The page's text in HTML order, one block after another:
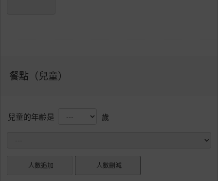
餐點（兒童）
兒童的年齡是 歲